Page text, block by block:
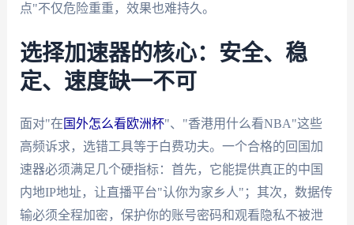
点"不仅危险重重，效果也难持久。
选择加速器的核心：安全、稳
定、速度缺一不可
面对"在 国外怎么看欧洲杯"、"香港用什么看NBA"这些
高频诉求，选错工具等于白费功夫。一个合格的回国加
速器必须满足几个硬指标：首先，它能提供真正的中国
内地IP地址，让直播平台"认你为家乡人"；其次，数据传
输必须全程加密，保护你的账号密码和观看隐私不被泄